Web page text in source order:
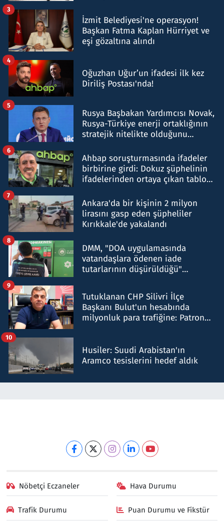
İzmit Belediyesi'ne operasyon!
Başkan Fatma Kaplan Hürriyet ve
eşi gözaltına alındı
3
Oğuzhan Uğur’un ifadesi ilk kez
Diriliş Postası'nda!
4
Rusya Başbakan Yardımcısı Novak,
Rusya-Türkiye enerji ortaklığının
stratejik nitelikte olduğunu
5
Ahbap soruşturmasında ifadeler
birbirine girdi: Dokuz şüphelinin
ifadelerinden ortaya çıkan tablo
6
Ankara'da bir kişinin 2 milyon
lirasını gasp eden şüpheliler
Kırıkkale'de yakalandı
7
DMM, "DOA uygulamasında
vatandaşlara ödenen iade
tutarlarının düşürüldüğü"
8
Tutuklanan CHP Silivri İlçe
Başkanı Bulut'un hesabında
milyonluk para trafiğine: Patron
9
Husiler: Suudi Arabistan'ın
Aramco tesislerini hedef aldık
10
Nöbetçi Eczaneler Hava Durumu
Trafik Durumu Puan Durumu ve Fikstür